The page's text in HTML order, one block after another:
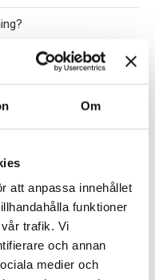
Om
att anpassa innehållet
funktioner
trafik. Vi
och annan
medier och
den till?
CT?
solceller?
och CT-baserade